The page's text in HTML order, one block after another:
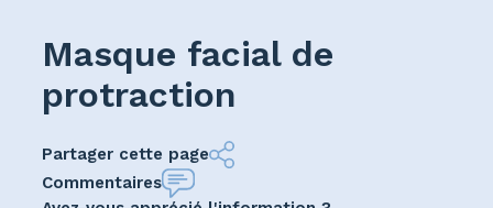
Masque facial de
protraction
Partager cette page
Commentaires